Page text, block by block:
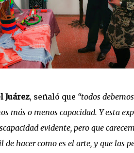
Juárez, señaló que “todos
más o menos capacidad. Y esta
evidente, pero que
hacer como es el arte, y que las